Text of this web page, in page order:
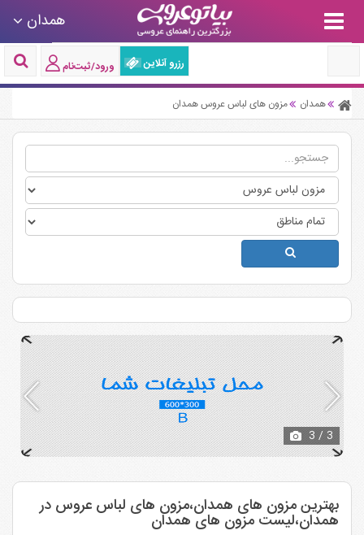
همدان
رزرو آنلاین ورود/ثبت‌نام
همدان مزون های لباس عروس همدان
3 / 3
بهترین مزون های همدان،مزون های لباس عروس در
همدان،لیست مزون های همدان